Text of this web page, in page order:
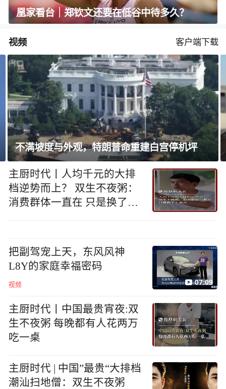
凰家看台｜郑钦文还要在低谷中待多久？
视频 客户端下载
以方筑土墙横贯加沙南北，恐永久分割加沙
主厨时代丨人均千元的大排
档逆势而上？ 双生不夜粥：
消费群体一直在 只是换了个
把副驾宠上天，东风风神
L8Y的家庭幸福密码
视频 07:09
主厨时代丨中国最贵宵夜:双
生不夜粥 每晚都有人花两万
吃一桌
主厨时代 | 中国”最贵“大排档
潮汕扫地僧：双生不夜粥